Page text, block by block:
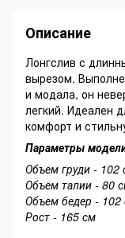
Описание
Лонгслив с
вырезом.
и модала, он
легкий. Идеален
комфорт и
Параметры
Объем груди - 102
Объем талии - 80
Объем бедер - 102
Рост - 165 см